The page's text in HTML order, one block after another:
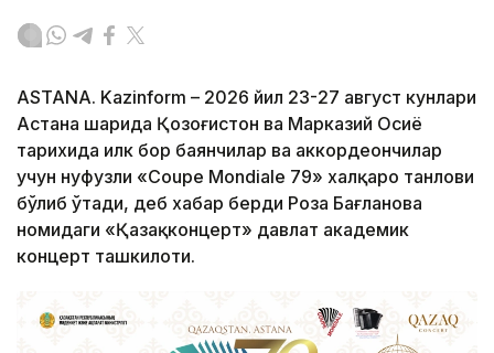
ASTANA. Kazinform – 2026 йил 23-27 август кунлари
Астана шаҳрида Қозоғистон ва Марказий Осиё
тарихида илк бор баянчилар ва аккордеончилар
учун нуфузли «Coupe Mondiale 79» халқаро танлови
бўлиб ўтади, деб хабар берди Роза Бағланова
номидаги «Қазақконцерт» давлат академик
концерт ташкилоти.